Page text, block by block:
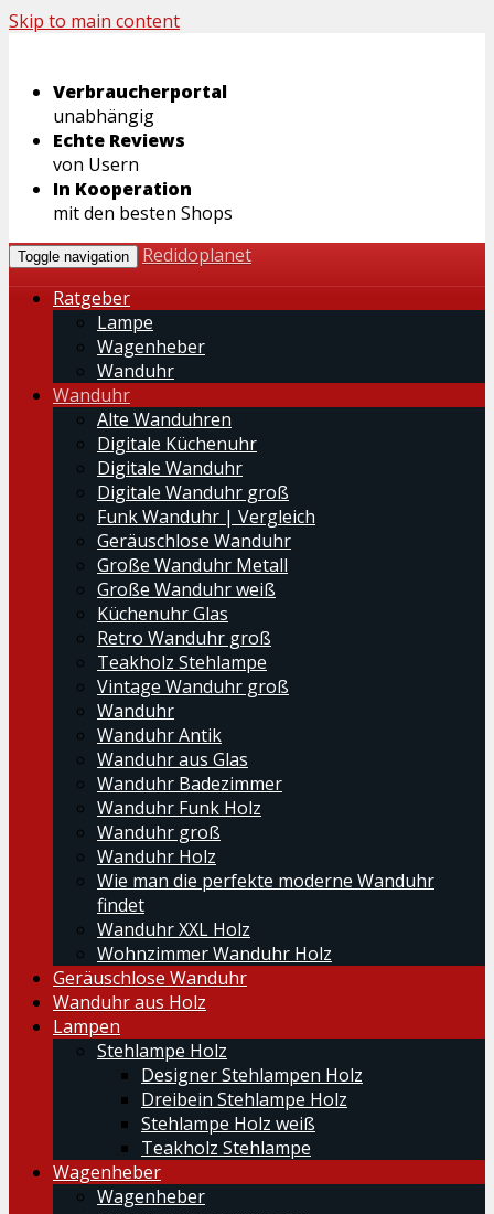
Skip to main content
Verbraucherportal
unabhängig
Echte Reviews
von Usern
In Kooperation
mit den besten Shops
Toggle navigation
Redidoplanet
Ratgeber
Lampe
Wagenheber
Wanduhr
Wanduhr
Alte Wanduhren
Digitale Küchenuhr
Digitale Wanduhr
Digitale Wanduhr groß
Funk Wanduhr | Vergleich
Geräuschlose Wanduhr
Große Wanduhr Metall
Große Wanduhr weiß
Küchenuhr Glas
Retro Wanduhr groß
Teakholz Stehlampe
Vintage Wanduhr groß
Wanduhr
Wanduhr Antik
Wanduhr aus Glas
Wanduhr Badezimmer
Wanduhr Funk Holz
Wanduhr groß
Wanduhr Holz
Wie man die perfekte moderne Wanduhr
findet
Wanduhr XXL Holz
Wohnzimmer Wanduhr Holz
Geräuschlose Wanduhr
Wanduhr aus Holz
Lampen
Stehlampe Holz
Designer Stehlampen Holz
Dreibein Stehlampe Holz
Stehlampe Holz weiß
Teakholz Stehlampe
Wagenheber
Wagenheber